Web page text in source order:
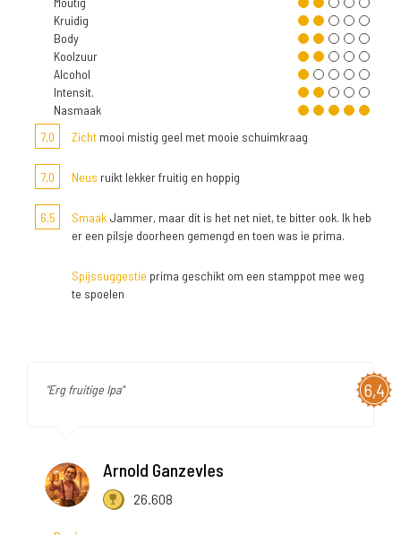
Kruidig
Body
Koolzuur
Alcohol
Intensit.
Nasmaak
7,0
Zicht mooi mistig geel met mooie schuimkraag
7,0 Neus ruikt lekker fruitig en hoppig
6,5 Smaak Jammer, maar dit is het net niet, te bitter ook. Ik heb
er een pilsje doorheen gemengd en toen was ie prima.
Spijssuggestie prima geschikt om een stamppot mee weg
te spoelen
6,4
"Erg fruitige Ipa"
Arnold Ganzevles
26.608